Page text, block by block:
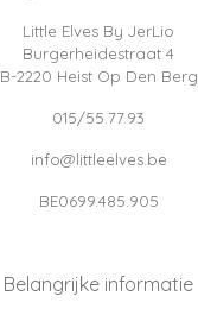
Little Elves By JerLio
Burgerheidestraat 4
B-2220 Heist Op Den Berg
015/55.77.93
info@littleelves.be
BE0699.485.905
Belangrijke informatie